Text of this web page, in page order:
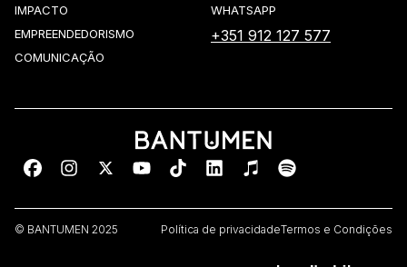
IMPACTO
EMPREENDEDORISMO
COMUNICAÇÃO
WHATSAPP
+351 912 127 577
© BANTUMEN 2025 Política de privacidadeTermos e Condições